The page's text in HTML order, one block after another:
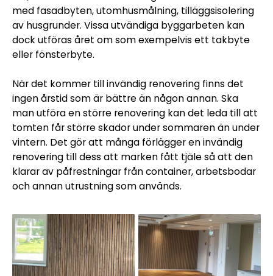
med fasadbyten, utomhusmålning, tilläggsisolering
av husgrunder. Vissa utvändiga byggarbeten kan
dock utföras året om som exempelvis ett takbyte
eller fönsterbyte.
När det kommer till invändig renovering finns det
ingen årstid som är bättre än någon annan. Ska
man utföra en större renovering kan det leda till att
tomten får större skador under sommaren än under
vintern. Det gör att många förlägger en invändig
renovering till dess att marken fått tjäle så att den
klarar av påfrestningar från container, arbetsbodar
och annan utrustning som används.